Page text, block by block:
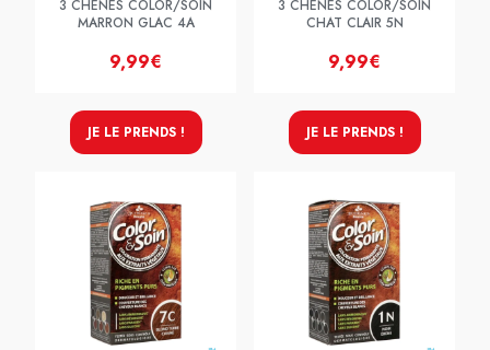
3 CHENES COLOR/SOIN
MARRON GLAC 4A
9,99€
JE LE PRENDS !
3 CHENES COLOR/SOIN
CHAT CLAIR 5N
9,99€
JE LE PRENDS !